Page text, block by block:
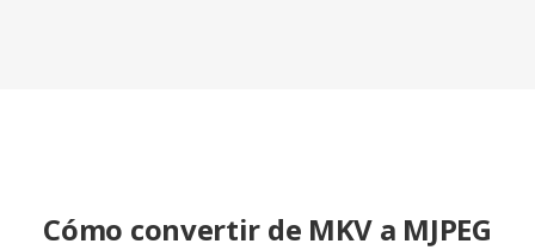
Cómo convertir de MKV a MJPEG